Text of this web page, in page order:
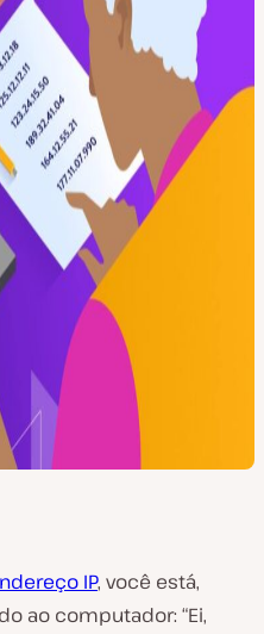
IP, você está,
ao computador: “Ei,